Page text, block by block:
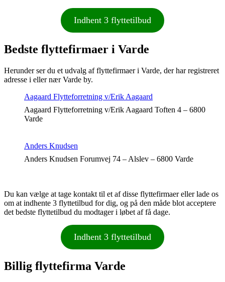
Indhent 3 flyttetilbud
Bedste flyttefirmaer i Varde
Herunder ser du et udvalg af flyttefirmaer i Varde, der har registreret
adresse i eller nær Varde by.
Aagaard Flytteforretning v/Erik Aagaard
Aagaard Flytteforretning v/Erik Aagaard Toften 4 – 6800
Varde
Anders Knudsen
Anders Knudsen Forumvej 74 – Alslev – 6800 Varde
Du kan vælge at tage kontakt til et af disse flyttefirmaer eller lade os
om at indhente 3 flyttetilbud for dig, og på den måde blot acceptere
det bedste flyttetilbud du modtager i løbet af få dage.
Indhent 3 flyttetilbud
Billig flyttefirma Varde